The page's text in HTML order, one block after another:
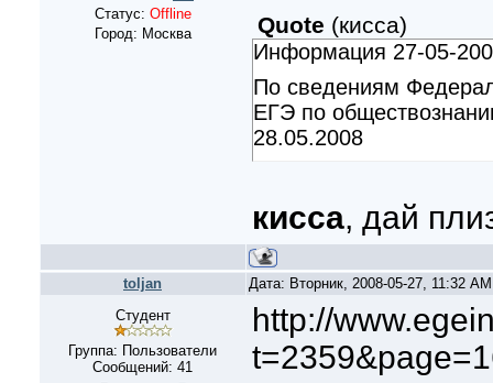
Статус: Offline
Город: Москва
Quote (кисса)
Информация 27-05-
По сведениям
ЕГЭ по
28.05.2008
кисса, дай
toljan
Дата: Вторник, 2008-05-27, 11:32
Студент
Группа: Пользователи
Сообщений: 41
http://